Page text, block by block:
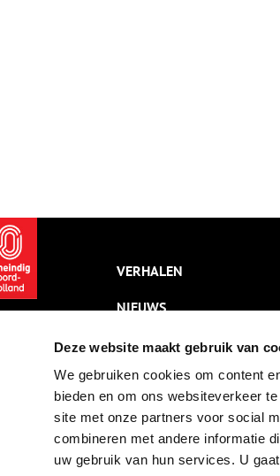
Deze website maakt gebruik van
We gebruiken cookies om content
bieden en om ons websiteverkeer
site met onze partners voor social
combineren met andere informatie
uw gebruik van hun services. U
VERHALEN
NIEUWS
KALENDER
THEMA’S
ACTIVITEITEN
VIDEO’S